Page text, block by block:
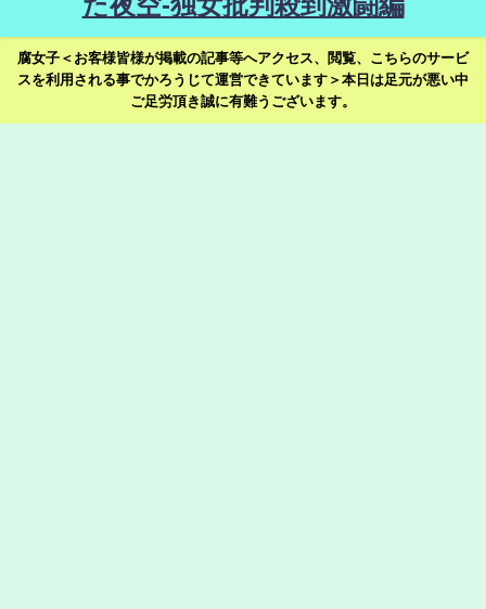
腐女子＜お客様皆様が掲載の記事等へアクセス、閲覧、こちらのサービ
スを利用される事でかろうじて運営できています＞本日は足元が悪い中
ご足労頂き誠に有難うございます。